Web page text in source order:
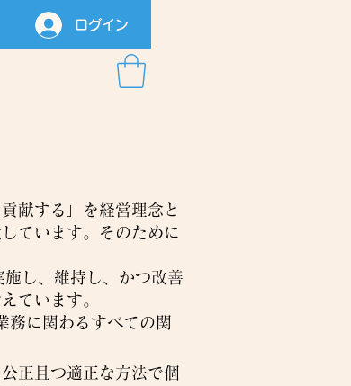
ログイン
献する」を経営理念と
ています。そのために
し、維持し、かつ改善
ています。
務に関わるすべての関
正且つ適正な方法で個